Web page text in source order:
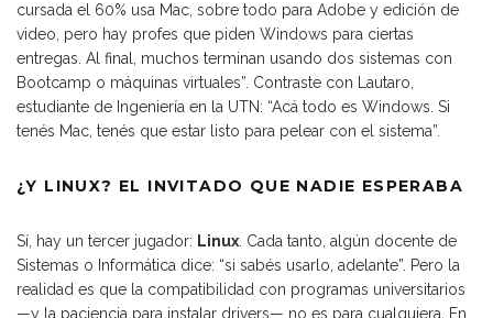
cursada el 60% usa Mac, sobre todo para Adobe y edición de
video, pero hay profes que piden Windows para ciertas
entregas. Al final, muchos terminan usando dos sistemas con
Bootcamp o máquinas virtuales”. Contraste con Lautaro,
estudiante de Ingeniería en la UTN: “Acá todo es Windows. Si
tenés Mac, tenés que estar listo para pelear con el sistema”.
¿Y LINUX? EL INVITADO QUE NADIE ESPERABA
Sí, hay un tercer jugador: Linux . Cada tanto, algún docente de
Sistemas o Informática dice: “si sabés usarlo, adelante”. Pero la
realidad es que la compatibilidad con programas universitarios
—y la paciencia para instalar drivers— no es para cualquiera. En